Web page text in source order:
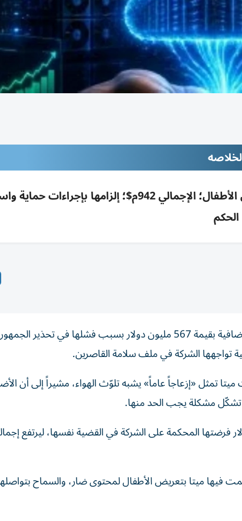
قاضٍ بنيو مكسيكو يغرم ميتا 567م$ لضرر منصاتها على الأطفال؛ الإجمالي 942م$؛ إلزامها
الحكم
أمر قاضٍ في ولاية نيو مكسيكو الأمريكية، شركة ميتا بدفع غرامة إضافية بقيمة 567 مليون دولار بسبب فشلها في
تواجهها الشركة في ملف سلامة القاصرين.
«إزعاجاً عاماً» يشبه تلوّث الهواء، مشيراً إلى أن
تشكّل مشكلة يجب الحد منها.
إضافة إلى غرامة سابقة بقيمة 375 مليون دولار فرضتها المحكمة على الشركة في القضية نفسها، ليرتفع
إلى دعوى رفعتها ولاية نيو مكسيكو عام 2023، اتهمت فيها ميتا بتعريض الأطفال لمحتوى ضار، والسماح